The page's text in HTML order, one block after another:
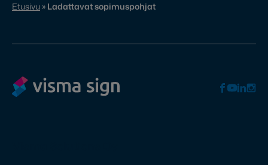
Etusivu » Ladattavat sopimuspohjat